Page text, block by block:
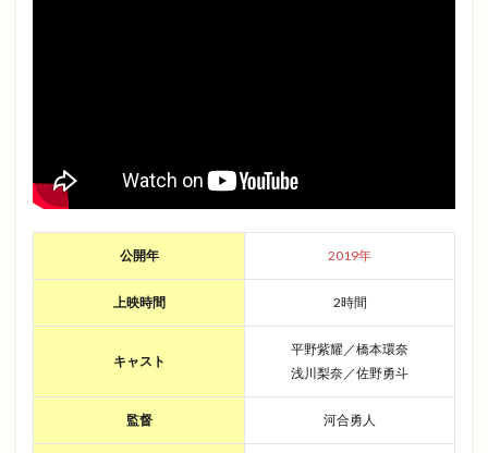
公開年 2019年
上映時間 2時間
キャスト
平野紫耀／橋本環奈
浅川梨奈／佐野勇斗
監督 河合勇人